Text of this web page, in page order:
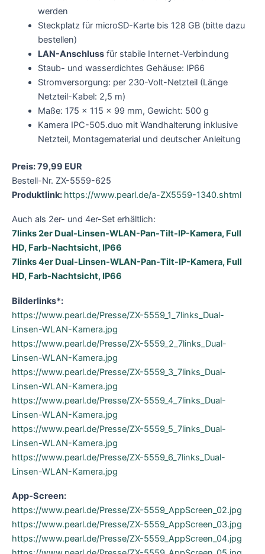
werden
Steckplatz für microSD-Karte bis 128 GB (bitte dazu
bestellen)
LAN-Anschlussfür stabile Internet-Verbindung
Staub- und wasserdichtes Gehäuse: IP66
Stromversorgung: per 230-Volt-Netzteil (Länge
Netzteil-Kabel: 2,5 m)
Maße: 175 x 115 x 99 mm, Gewicht: 500 g
Kamera IPC-505.duo mit Wandhalterung inklusive
Netzteil, Montagematerial und deutscher Anleitung
Preis: 79,99 EUR
Bestell-Nr. ZX-5559-625
Produktlink: https://www.pearl.de/a-ZX5559-1340.shtml
Auch als 2er- und 4er-Set erhältlich:
7links 2er Dual-Linsen-WLAN-Pan-Tilt-IP-Kamera, Full
HD, Farb-Nachtsicht, IP66
7links 4er Dual-Linsen-WLAN-Pan-Tilt-IP-Kamera, Full
HD, Farb-Nachtsicht, IP66
Bilderlinks*:
https://www.pearl.de/Presse/ZX-5559_1_7links_Dual-
Linsen-WLAN-Kamera.jpg
https://www.pearl.de/Presse/ZX-5559_2_7links_Dual-
Linsen-WLAN-Kamera.jpg
https://www.pearl.de/Presse/ZX-5559_3_7links_Dual-
Linsen-WLAN-Kamera.jpg
https://www.pearl.de/Presse/ZX-5559_4_7links_Dual-
Linsen-WLAN-Kamera.jpg
https://www.pearl.de/Presse/ZX-5559_5_7links_Dual-
Linsen-WLAN-Kamera.jpg
https://www.pearl.de/Presse/ZX-5559_6_7links_Dual-
Linsen-WLAN-Kamera.jpg
App-Screen:
https://www.pearl.de/Presse/ZX-5559_AppScreen_02.jpg
https://www.pearl.de/Presse/ZX-5559_AppScreen_03.jpg
https://www.pearl.de/Presse/ZX-5559_AppScreen_04.jpg